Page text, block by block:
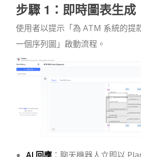
步驟 1：即時圖表生成
使用者以提示「為 ATM 系統的提
一個序列圖」啟動流程。